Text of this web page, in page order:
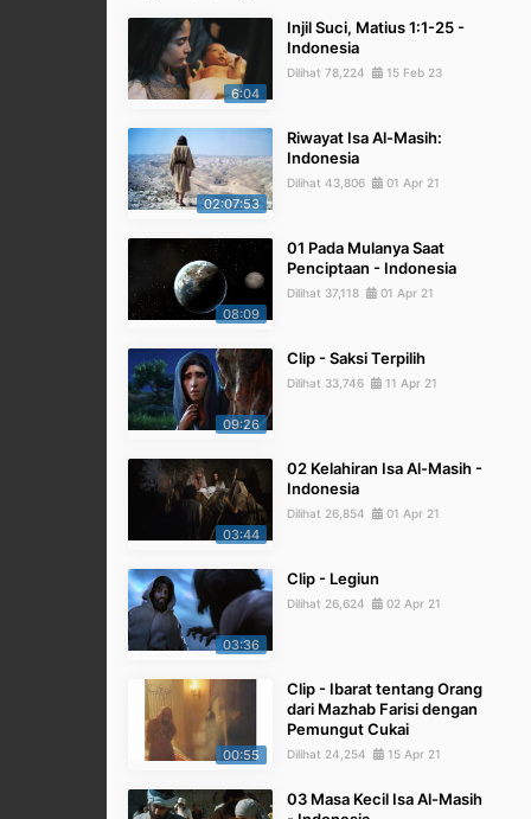
6:04
Injil Suci, Matius 1:1-25 -
Indonesia
Dilihat 78,224 15 Feb 23
02:07:53
Riwayat Isa Al-Masih:
Indonesia
Dilihat 43,806 01 Apr 21
08:09
01 Pada Mulanya Saat
Penciptaan - Indonesia
Dilihat 37,118 01 Apr 21
09:26
Clip - Saksi Terpilih
Dilihat 33,746 11 Apr 21
03:44
02 Kelahiran Isa Al-Masih -
Indonesia
Dilihat 26,854 01 Apr 21
03:36
Clip - Legiun
Dilihat 26,624 02 Apr 21
00:55
Clip - Ibarat tentang Orang
dari Mazhab Farisi dengan
Pemungut Cukai
Dilihat 24,254 15 Apr 21
03 Masa Kecil Isa Al-Masih